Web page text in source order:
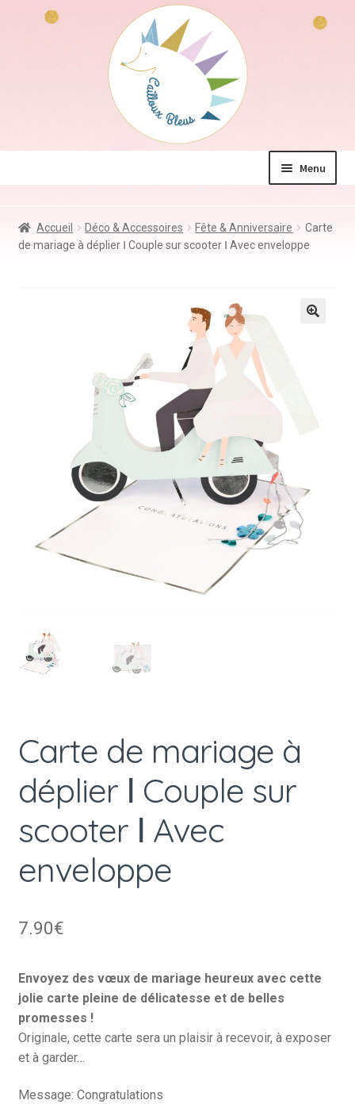
Menu
Jeux & Jouets
Accueil Déco & Accessoires Fête & Anniversaire
Carte
de mariage à déplier Ⅰ Couple sur scooter Ⅰ Avec enveloppe
Carte de mariage à
déplier Ⅰ Couple sur
scooter Ⅰ Avec
enveloppe
7.90€
Envoyez des vœux de mariage heureux avec cette
jolie carte pleine de délicatesse et de belles
promesses !
Originale, cette carte sera un plaisir à recevoir, à exposer
et à garder…
Message: Congratulations